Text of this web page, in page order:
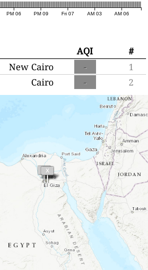
06 PM 09 PM Fri 07 03 AM 06 AM
#
AQI
1
-
New Cairo
2
-
Cairo